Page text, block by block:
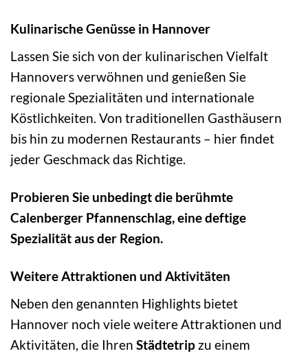
Kulinarische Genüsse in Hannover
Lassen Sie sich von der kulinarischen Vielfalt
Hannovers verwöhnen und genießen Sie
regionale Spezialitäten und internationale
Köstlichkeiten. Von traditionellen Gasthäusern
bis hin zu modernen Restaurants – hier findet
jeder Geschmack das Richtige.
Probieren Sie unbedingt die berühmte
Calenberger Pfannenschlag, eine deftige
Spezialität aus der Region.
Weitere Attraktionen und Aktivitäten
Neben den genannten Highlights bietet
Hannover noch viele weitere Attraktionen und
Aktivitäten, die Ihren Städtetrip zu einem